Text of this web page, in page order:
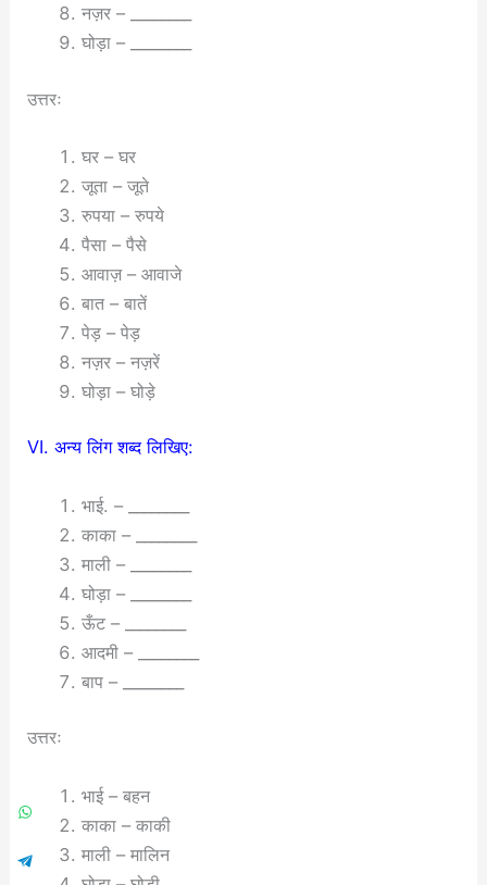
नज़र – ________
घोड़ा – ________
उत्तरः
घर – घर
जूता – जूते
रुपया – रुपये
पैसा – पैसे
आवाज़ – आवाजे
बात – बातें
पेड़ – पेड़
नज़र – नज़रें
घोड़ा – घोड़े
VI. अन्य लिंग शब्द लिखिए:
भाई. – ________
काका – ________
माली – ________
घोड़ा – ________
ऊँट – ________
आदमी – ________
बाप – ________
उत्तरः
भाई – बहन
काका – काकी
माली – मालिन